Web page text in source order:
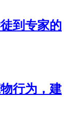
到专家的
行为，建